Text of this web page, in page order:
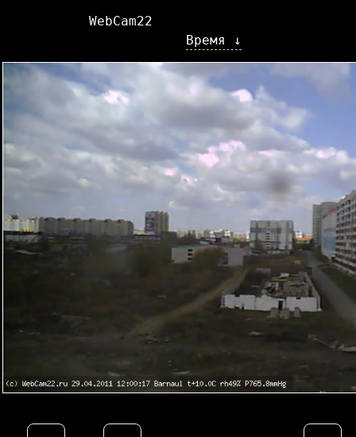
Время ↓
WebCam22